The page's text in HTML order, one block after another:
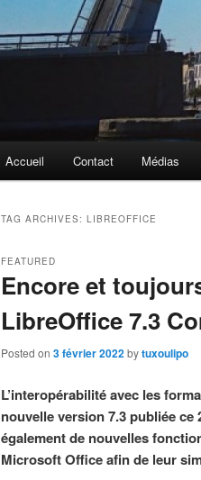
Accueil Contact Médias
TAG ARCHIVES: LIBREOFFICE
Encore et
LibreOffice 7.3
FEATURED
Posted on 3 février 2022bytuxoulipo
L’interopérabilité avec les
nouvelle version 7.3 publiée
également de nouvelles
Microsoft Office afin de leur